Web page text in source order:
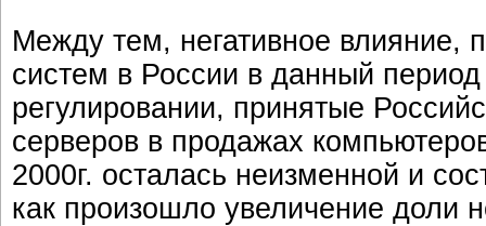
Между тем, негативное влияние,
систем в России в данный
регулировании, принятые
серверов в продажах
2000г. осталась неизменной и
как произошло увеличение доли